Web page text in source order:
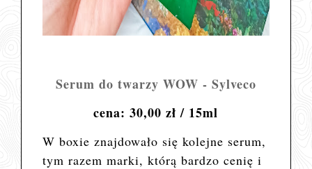
Serum do twarzy WOW - Sylveco
cena: 30,00 zł / 15ml
W boxie znajdowało się kolejne serum,
tym razem marki, którą bardzo cenię i